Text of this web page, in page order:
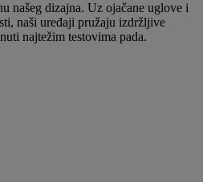
našeg dizajna. Uz ojačane uglove i
naši uređaji pružaju izdržljive
najtežim testovima pada.